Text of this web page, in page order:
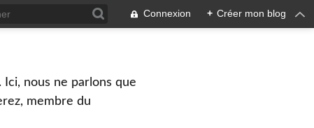
Connexion + Créer mon blog
nous ne parlons que
membre du